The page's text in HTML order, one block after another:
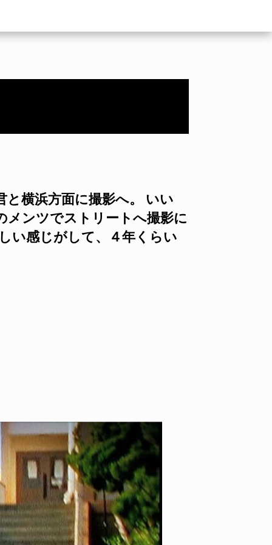
横浜方面に撮影へ。 いい
メンツでストリートへ撮影に
い感じがして、４年くらい